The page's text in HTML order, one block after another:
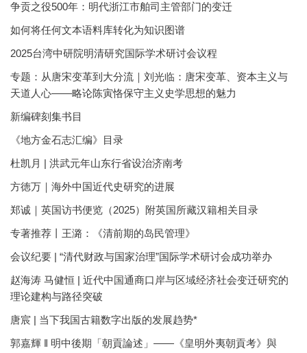
争贡之役500年：明代浙江市舶司主管部门的变迁
如何将任何文本语料库转化为知识图谱
2025台湾中研院明清研究国际学术研讨会议程
专题：从唐宋变革到大分流｜刘光临：唐宋变革、资本主义与
天道人心——略论陈寅恪保守主义史学思想的魅力
新编碑刻集书目
《地方金石志汇编》目录
杜凯月 | 洪武元年山东行省设治济南考
方徳万｜海外中国近代史研究的进展
郑诚｜英国访书便览（2025）附英国所藏汉籍相关目录
专著推荐丨王潞：《清前期的岛民管理》
会议纪要 | “清代财政与国家治理”国际学术研讨会成功举办
赵海涛 马健恒 | 近代中国通商口岸与区域经济社会变迁研究的
理论建构与路径突破
唐宸 | 当下我国古籍数字出版的发展趋势*
郭嘉輝 ‖ 明中後期「朝貢論述」——《皇明外夷朝貢考》與